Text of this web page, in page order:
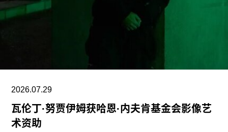
在2025年3月签署的一项行政命令中，特朗普批评
史密森尼学会宣扬“将美国和西方价值观描绘成有害
性”。
此外，《纽约时报》今年4月报道称，由于特朗普
试图介入史密森尼学会董事会新成员的任命程序，
2026.07.29
瓦伦丁·努贾伊姆获哈恩·内夫肯基金会影像艺
术资助